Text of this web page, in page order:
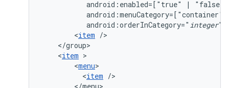
android:enabled=["true"
|
android:menuCategory=["container"
android:orderInCategory=" integer"
<item
<item
<menu
<item